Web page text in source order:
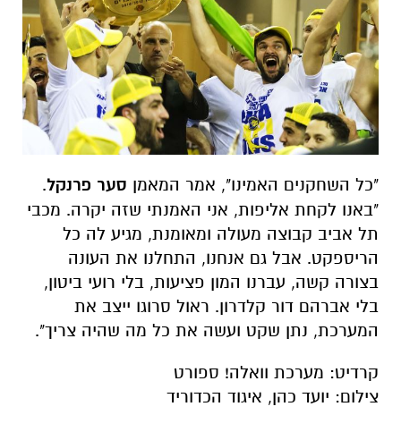
"כל השחקנים האמינו", אמר המאמן סער פרנקל.
"באנו לקחת אליפות, אני האמנתי שזה יקרה. מכבי
תל אביב קבוצה מעולה ומאומנת, מגיע לה כל
הריספקט. אבל גם אנחנו, התחלנו את העונה
בצורה קשה, עברנו המון פציעות, בלי רועי ביטון,
בלי אברהם דור קלדרון. ראול סרוגו ייצב את
המערכת, נתן שקט ועשה את כל מה שהיה צריך".
קרדיט: מערכת וואלה! ספורט
צילום: יועד כהן, איגוד הכדוריד